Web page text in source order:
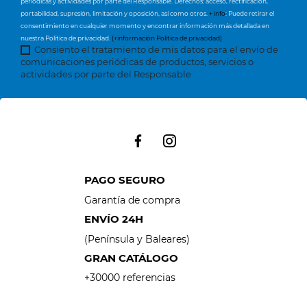
portabilidad, supresión, limitación y oposición, así como otros. + info: Puede retirar el
consentimiento en cualquier momento y encontrar información más detallada en
nuestra Política de privacidad. (+información Política de privacidad)
Consiento el tratamiento de mis datos para el envío de
comunicaciones periódicas de productos, servicios o
actividades por parte del Responsable
PAGO SEGURO
Garantía de compra
ENVÍO 24H
(Península y Baleares)
GRAN CATÁLOGO
+30000 referencias